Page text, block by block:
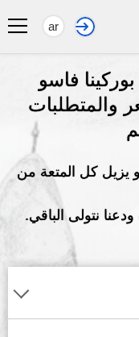
ar
فاسو
والمتطلبات
يزيل كل المتعة من
نتولى الباقي.